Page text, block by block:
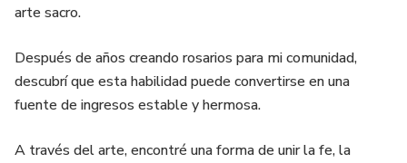
arte sacro.
Después de años creando rosarios para mi comunidad,
descubrí que esta habilidad puede convertirse en una
fuente de ingresos estable y hermosa.
A través del arte, encontré una forma de unir la fe, la